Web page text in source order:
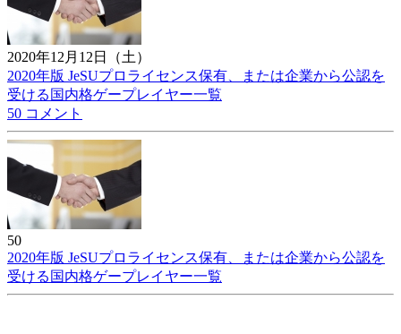
2020年12月12日（土）
2020年版 JeSUプロライセンス保有、または企業から公認を
受ける国内格ゲープレイヤー一覧
50 コメント
50
2020年版 JeSUプロライセンス保有、または企業から公認を
受ける国内格ゲープレイヤー一覧